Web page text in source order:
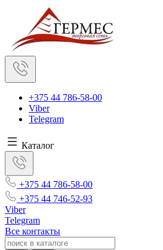
+375 44 786-58-00
Viber
Telegram
Каталог
+375 44 786-58-00
+375 44 746-52-93
Viber
Telegram
Все контакты